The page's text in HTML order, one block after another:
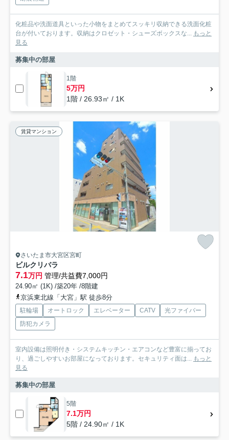
化粧品や洗面道具といった小物をまとめてスッキリ収納できる洗面化粧
台が付いております。収納はクロゼット・シューズボックスな...
もっと
見る
募集中の部屋
1階
5万円
1階 / 26.93㎡ / 1K
賃貸マンション
さいたま市大宮区宮町
ビルクリバラ
7.1万円 管理/共益費7,000円
24.90㎡ (1K) /築20年 /8階建
京浜東北線「大宮」駅 徒歩8分
駐輪場 オートロック エレベーター CATV
光ファイバー
防犯カメラ
室内設備は照明付き・システムキッチン・エアコンなど豊富に揃ってお
り、過ごしやすいお部屋になっております。セキュリティ面は...
もっと
見る
募集中の部屋
5階
7.1万円
5階 / 24.90㎡ / 1K